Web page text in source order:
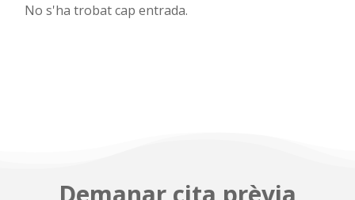
No s'ha trobat cap entrada.